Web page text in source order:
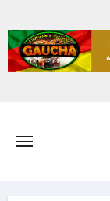
to
content